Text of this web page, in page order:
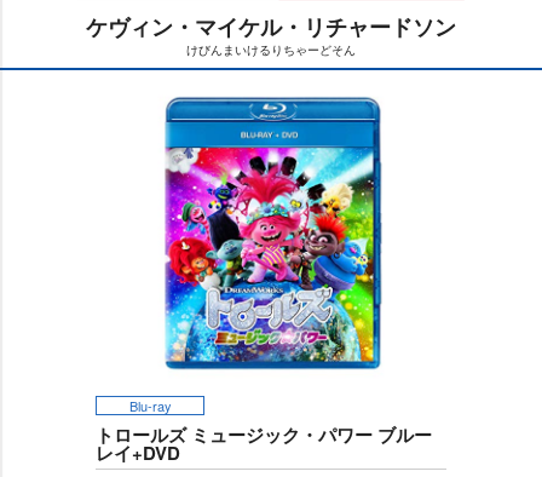
M
ケヴィン・マイケル・リチャードソン
けびんまいけるりちゃーどそん
Blu-ray
トロールズ ミュージック・パワー ブルー
レイ+DVD